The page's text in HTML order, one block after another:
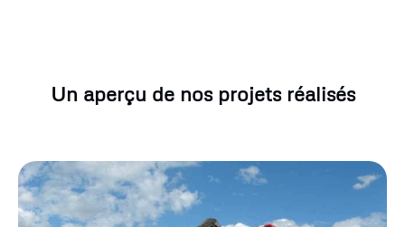
Un aperçu de nos projets réalisés